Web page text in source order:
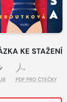
KE STAŽENÍ
PDF PRO ČTEČKY